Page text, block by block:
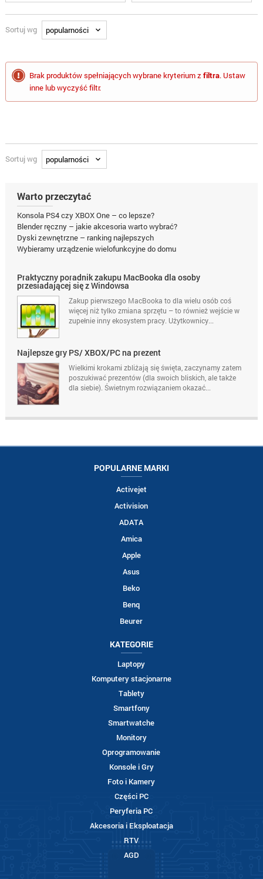
Sortuj wg
Brak produktów spełniających wybrane kryterium z filtra. Ustaw
inne lub wyczyść filtr.
Sortuj wg
Warto przeczytać
Konsola PS4 czy XBOX One – co lepsze?
Blender ręczny – jakie akcesoria warto wybrać?
Dyski zewnętrzne – ranking najlepszych
Wybieramy urządzenie wielofunkcyjne do domu
Praktyczny poradnik zakupu MacBooka dla osoby
przesiadającej się z Windowsa
Zakup pierwszego MacBooka to dla wielu osób coś
więcej niż tylko zmiana sprzętu – to również wejście w
zupełnie inny ekosystem pracy. Użytkownicy...
Najlepsze gry PS/ XBOX/PC na prezent
Wielkimi krokami zbliżają się święta, zaczynamy zatem
poszukiwać prezentów (dla swoich bliskich, ale także
dla siebie). Świetnym rozwiązaniem okazać...
POPULARNE MARKI
Activejet
Activision
ADATA
Amica
Apple
Asus
Beko
Benq
Beurer
KATEGORIE
Laptopy
Komputery stacjonarne
Tablety
Smartfony
Smartwatche
Monitory
Oprogramowanie
Konsole i Gry
Foto i Kamery
Części PC
Peryferia PC
Akcesoria i Eksploatacja
RTV
AGD